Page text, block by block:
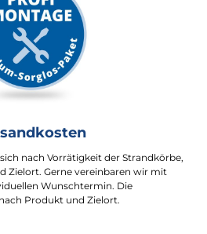
nach Vorrätigkeit der Strandkörbe,
Zielort. Gerne vereinbaren wir mit
Wunschtermin. Die
Produkt und Zielort.